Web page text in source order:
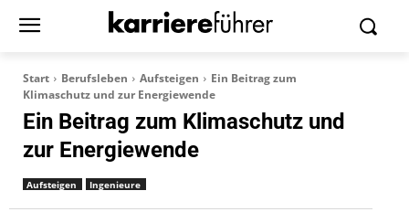
Start Berufsleben Aufsteigen
Ein Beitrag zum
Klimaschutz und zur Energiewende
Ein Beitrag zum Klimaschutz und
zur Energiewende
Aufsteigen Ingenieure